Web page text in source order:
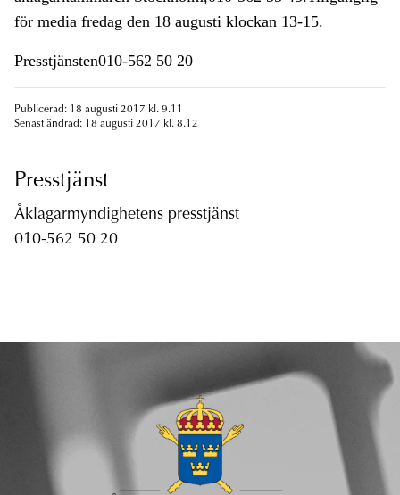
för media fredag den 18 augusti klockan 13-15.
Presstjänsten010-562 50 20
Publicerad: 18 augusti 2017 kl. 9.11
Senast ändrad: 18 augusti 2017 kl. 8.12
Presstjänst
Åklagarmyndighetens presstjänst
010-562 50 20